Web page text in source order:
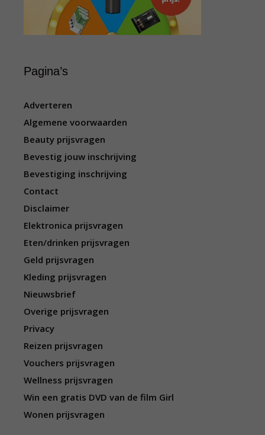
Pagina’s
Adverteren
Algemene voorwaarden
Beauty prijsvragen
Bevestig jouw inschrijving
Bevestiging inschrijving
Contact
Disclaimer
Elektronica prijsvragen
Eten/drinken prijsvragen
Geld prijsvragen
Kleding prijsvragen
Nieuwsbrief
Overige prijsvragen
Privacy
Reizen prijsvragen
Vouchers prijsvragen
Wellness prijsvragen
Win een gratis DVD van de film Girl
Wonen prijsvragen